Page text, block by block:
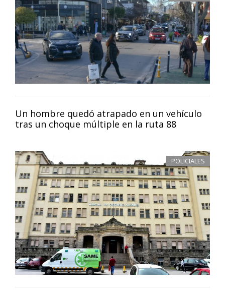
Un hombre quedó atrapado en un vehículo
tras un choque múltiple en la ruta 88
POLICIALES